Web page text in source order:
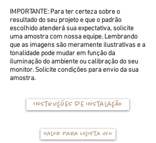
IMPORTANTE: Para ter certeza sobre o
resultado do seu projeto e que o padrão
escolhido atenderá sua expectativa, solicite
uma amostra com nossa equipe. Lembrando
que as imagens são meramente ilustrativas e a
tonalidade pode mudar em função da
iluminação do ambiente ou calibração do seu
monitor. Solicite condições para envio da sua
amostra.
Instruções de instalação
Valor para Lojista JVN